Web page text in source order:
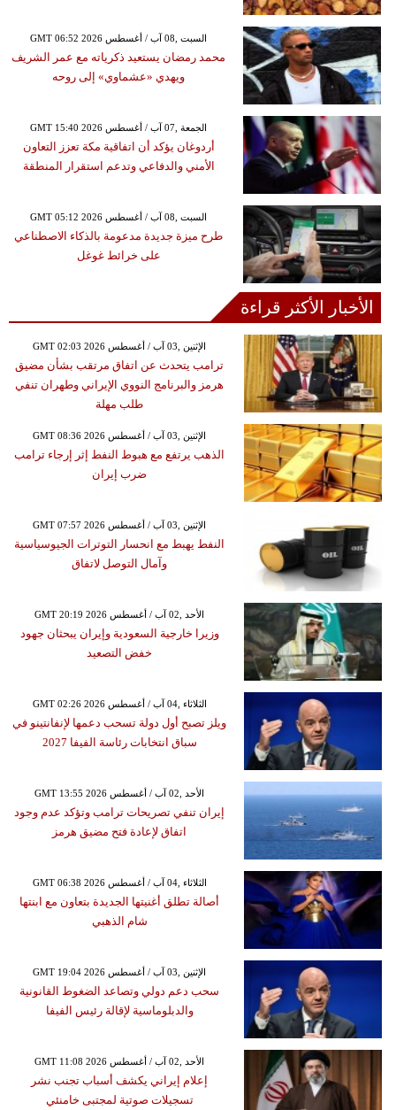
GMT 06:52 2026 السبت ,08 آب / أغسطس
محمد رمضان يستعيد ذكرياته مع عمر الشريف
ويهدي «عشماوي» إلى روحه
GMT 15:40 2026 الجمعة ,07 آب / أغسطس
أردوغان يؤكد أن اتفاقية مكة تعزز التعاون
الأمني والدفاعي وتدعم استقرار المنطقة
GMT 05:12 2026 السبت ,08 آب / أغسطس
طرح ميزة جديدة مدعومة بالذكاء الاصطناعي
على خرائط غوغل
الأخبار الأكثر قراءة
GMT 02:03 2026 الإثنين ,03 آب / أغسطس
ترامب يتحدث عن اتفاق مرتقب بشأن مضيق
هرمز والبرنامج النووي الإيراني وطهران تنفي
طلب مهلة
GMT 08:36 2026 الإثنين ,03 آب / أغسطس
الذهب يرتفع مع هبوط النفط إثر إرجاء ترامب
ضرب إيران
GMT 07:57 2026 الإثنين ,03 آب / أغسطس
النفط يهبط مع انحسار التوترات الجيوسياسية
وآمال التوصل لاتفاق
GMT 20:19 2026 الأحد ,02 آب / أغسطس
وزيرا خارجية السعودية وإيران يبحثان جهود
خفض التصعيد
GMT 02:26 2026 الثلاثاء ,04 آب / أغسطس
ويلز تصبح أول دولة تسحب دعمها لإنفانتينو في
سباق انتخابات رئاسة الفيفا 2027
GMT 13:55 2026 الأحد ,02 آب / أغسطس
إيران تنفي تصريحات ترامب وتؤكد عدم وجود
اتفاق لإعادة فتح مضيق هرمز
GMT 06:38 2026 الثلاثاء ,04 آب / أغسطس
أصالة تطلق أغنيتها الجديدة بتعاون مع ابنتها
شام الذهبي
GMT 19:04 2026 الإثنين ,03 آب / أغسطس
سحب دعم دولي وتصاعد الضغوط القانونية
والدبلوماسية لإقالة رئيس الفيفا
GMT 11:08 2026 الأحد ,02 آب / أغسطس
إعلام إيراني يكشف أسباب تجنب نشر
تسجيلات صوتية لمجتبى خامنئي